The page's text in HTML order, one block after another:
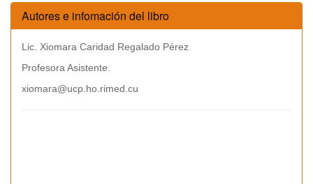
Autores e infomación del libro
Lic. Xiomara Caridad Regalado Pérez
Profesora Asistente.
xiomara@ucp.ho.rimed.cu